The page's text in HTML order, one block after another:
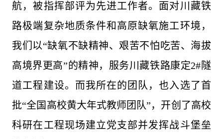
航，被指挥部评为先进工作者。面对川藏铁
路极端复杂地质条件和高原缺氧施工环境，
我们以“缺氧不缺精神、艰苦不怕吃苦、海拔
高境界更高”的精神，服务川藏铁路康定2#隧
道工程建设。而我所在的团队，也入选了首
批“全国高校黄大年式教师团队”，开创了高校
科研在工程现场建立党支部并发挥战斗堡垒